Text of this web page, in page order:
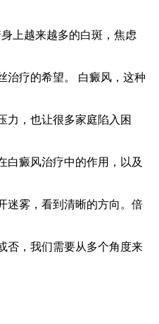
上越来越多的白斑，焦虑
治疗的希望。 白癜风，这种
力，也让很多家庭陷入困
白癜风治疗中的作用，以及
迷雾，看到清晰的方向。倍
否，我们需要从多个角度来